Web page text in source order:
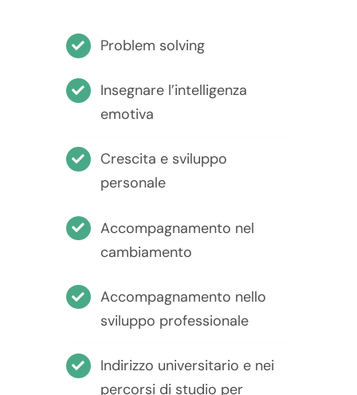
Problem solving
Insegnare l’intelligenza
emotiva
Crescita e sviluppo
personale
Accompagnamento nel
cambiamento
Accompagnamento nello
sviluppo professionale
Indirizzo universitario e nei
percorsi di studio per